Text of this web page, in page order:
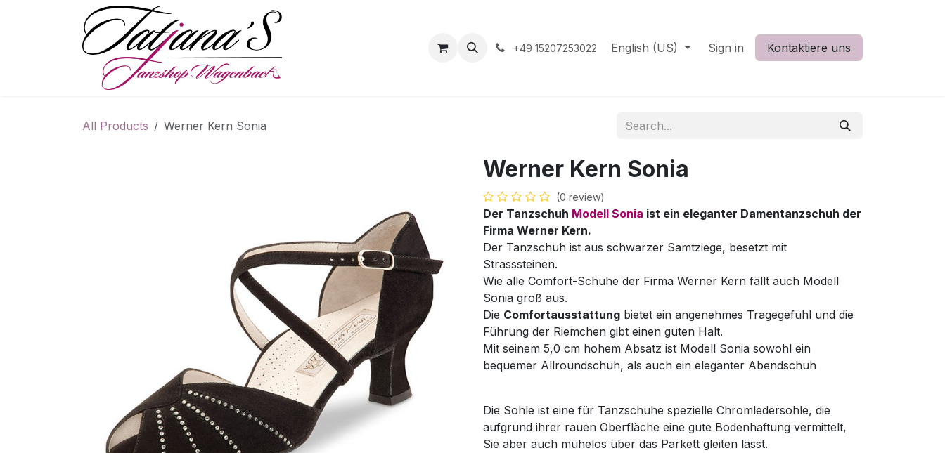
Appointment +49 15207253022 English (US) Sign in Kontaktiere uns
All Products Werner Kern Sonia
Werner Kern Sonia
(0 review)
Der Tanzschuh Modell Sonia ist ein eleganter Damentanzschuh der
Firma Werner Kern.
Der Tanzschuh ist aus schwarzer Samtziege, besetzt mit
Strasssteinen.
Wie alle Comfort-Schuhe der Firma Werner Kern fällt auch Modell
Sonia groß aus.
Die Comfortausstattung bietet ein angenehmes Tragegefühl und die
Führung der Riemchen gibt einen guten Halt.
Mit seinem 5,0 cm hohem Absatz ist Modell Sonia sowohl ein
bequemer Allroundschuh, als auch ein eleganter Abendschuh
Die Sohle ist eine für Tanzschuhe spezielle Chromledersohle, die
aufgrund ihrer rauen Oberfläche eine gute Bodenhaftung vermittelt,
Sie aber auch mühelos über das Parkett gleiten lässt.